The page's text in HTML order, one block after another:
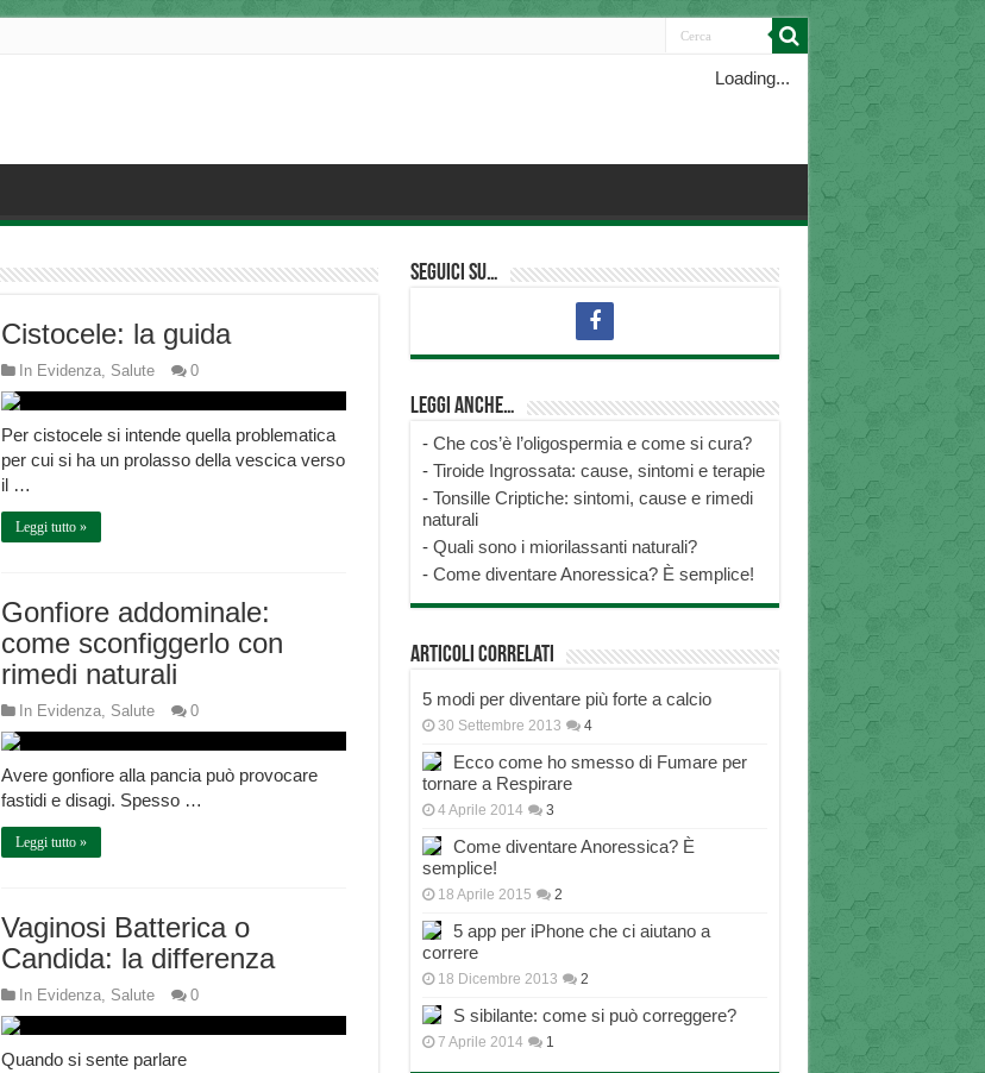
Loading...
Cistocele: la guida
In Evidenza, Salute 0
Per cistocele si intende quella problematica
per cui si ha un prolasso della vescica verso
il …
Leggi tutto »
Gonfiore addominale:
come sconfiggerlo con
rimedi naturali
In Evidenza, Salute 0
Avere gonfiore alla pancia può provocare
fastidi e disagi. Spesso …
Leggi tutto »
Vaginosi Batterica o
Candida: la differenza
In Evidenza, Salute 0
Quando si sente parlare
Seguici su…
Leggi anche…
- Che cos’è l’oligospermia e come si cura?
- Tiroide Ingrossata: cause, sintomi e terapie
- Tonsille Criptiche: sintomi, cause e rimedi
naturali
- Quali sono i miorilassanti naturali?
- Come diventare Anoressica? È semplice!
Articoli correlati
5 modi per diventare più forte a calcio
30 Settembre 2013 4
Ecco come ho smesso di Fumare per
tornare a Respirare
4 Aprile 2014 3
Come diventare Anoressica? È
semplice!
18 Aprile 2015 2
5 app per iPhone che ci aiutano a
correre
18 Dicembre 2013 2
S sibilante: come si può correggere?
7 Aprile 2014 1